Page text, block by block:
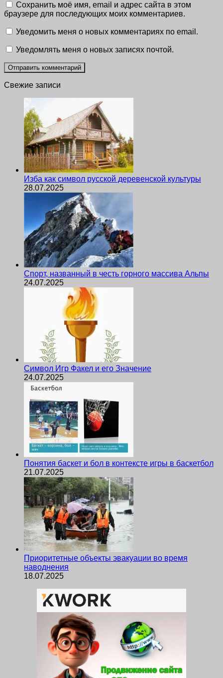
Сохранить моё имя, email и адрес сайта в этом
браузере для последующих моих комментариев.
Уведомить меня о новых комментариях по email.
Уведомлять меня о новых записях почтой.
Свежие записи
Изба как символ русской деревенской культуры
28.07.2025
Спорт, названный в честь горного массива Альпы
24.07.2025
Символ Игр Факел и его Значение
24.07.2025
Понятия баскет и бол в контексте игры в баскетбол
21.07.2025
Приоритетные объекты эвакуации во время
наводнения
18.07.2025